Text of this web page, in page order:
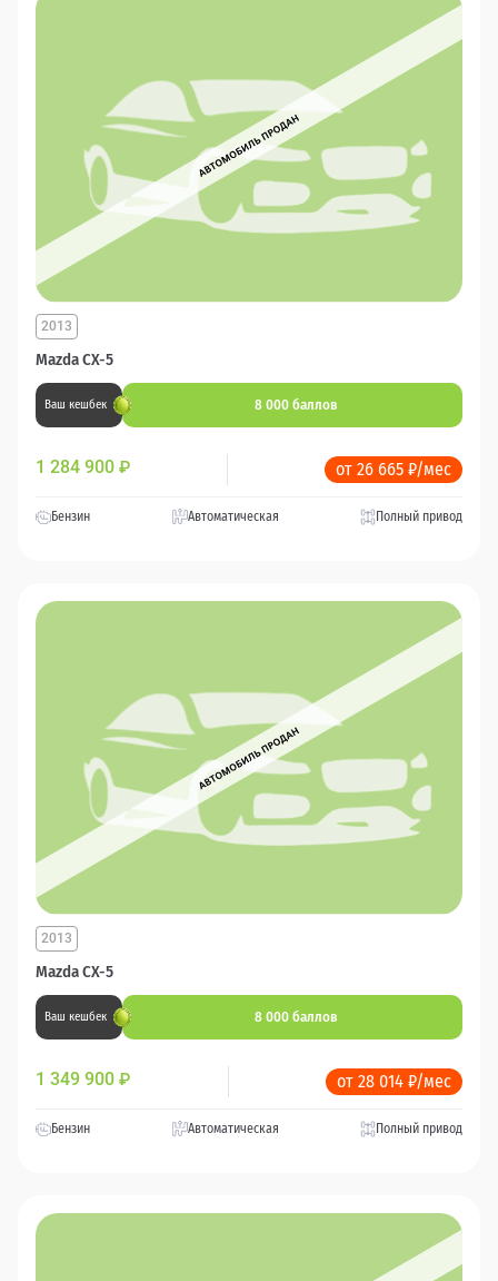
Mazda CX-5
2013
Ваш кешбек 8 000 баллов
1 284 900 ₽ от 26 665 ₽/мес
Бензин Автоматическая Полный привод
Mazda CX-5
2013
Ваш кешбек 8 000 баллов
1 349 900 ₽ от 28 014 ₽/мес
Бензин Автоматическая Полный привод